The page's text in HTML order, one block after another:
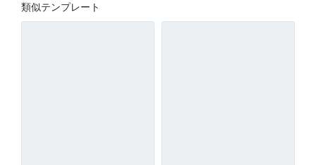
類似テンプレート